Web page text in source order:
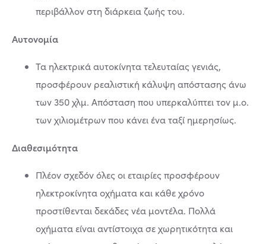
περιβάλλον στη διάρκεια ζωής του.
Αυτονομία
Τα ηλεκτρικά αυτοκίνητα τελευταίας γενιάς,
προσφέρουν ρεαλιστική κάλυψη απόστασης άνω
των 350 χλμ. Απόσταση που υπερκαλύπτει τον μ.ο.
των χιλιομέτρων που κάνει ένα ταξί ημερησίως.
Διαθεσιμότητα
Πλέον σχεδόν όλες οι εταιρίες προσφέρουν
ηλεκτροκίνητα οχήματα και κάθε χρόνο
προστίθενται δεκάδες νέα μοντέλα. Πολλά
οχήματα είναι αντίστοιχα σε χωρητικότητα και